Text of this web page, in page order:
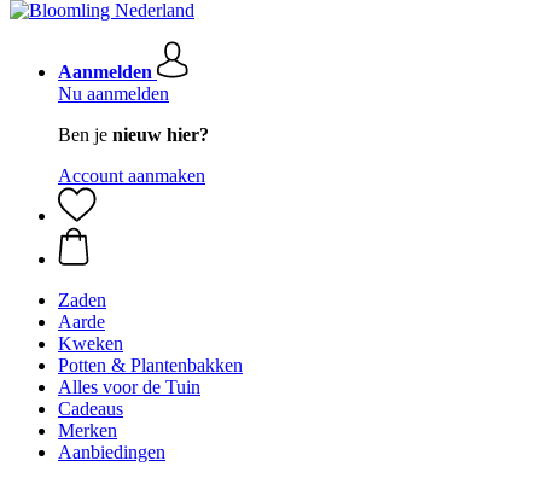
Aanmelden
Nu aanmelden
Ben je nieuw hier?
Account aanmaken
Zaden
Aarde
Kweken
Potten & Plantenbakken
Alles voor de Tuin
Cadeaus
Merken
Aanbiedingen